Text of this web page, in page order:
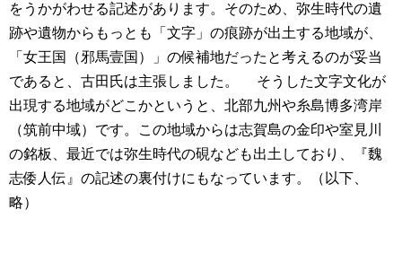
をうかがわせる記述があります。そのため、弥生時代の遺
跡や遺物からもっとも「文字」の痕跡が出土する地域が、
「女王国（邪馬壹国）」の候補地だったと考えるのが妥当
であると、古田氏は主張しました。
そうした文字文化が
出現する地域がどこかというと、北部九州や糸島博多湾岸
（筑前中域）です。この地域からは志賀島の金印や室見川
の銘板、最近では弥生時代の硯なども出土しており、『魏
志倭人伝』の記述の裏付けにもなっています。（以下、
略）